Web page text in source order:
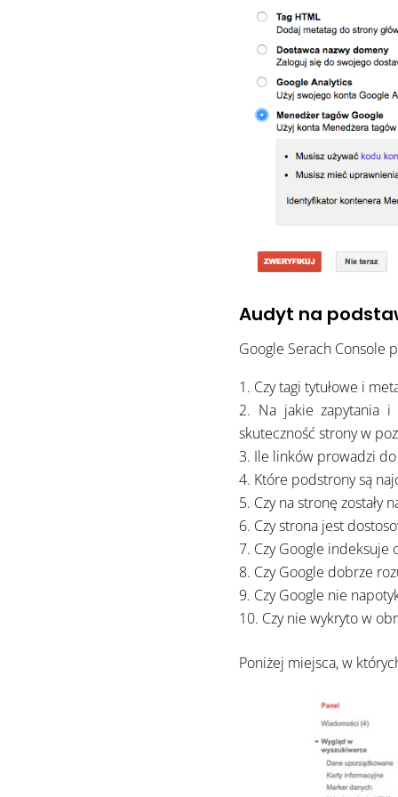
Audyt na
Google Serach Console
Czy tagi tytułowe i
Na jakie zapytania
skuteczność strony w
Ile linków prowadzi
Które podstrony są
Czy na stronę zostały
Czy strona jest
Czy Google
Czy Google dobrze
Czy Google nie
Czy nie wykryto w
Poniżej miejsca, w